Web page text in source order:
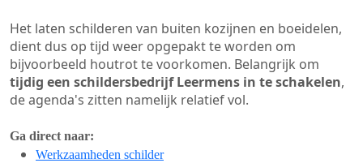
Het laten schilderen van buiten kozijnen en boeidelen,
dient dus op tijd weer opgepakt te worden om
bijvoorbeeld houtrot te voorkomen. Belangrijk om
tijdig een schildersbedrijf Leermens in te schakelen,
de agenda's zitten namelijk relatief vol.
Ga direct naar:
Werkzaamheden schilder